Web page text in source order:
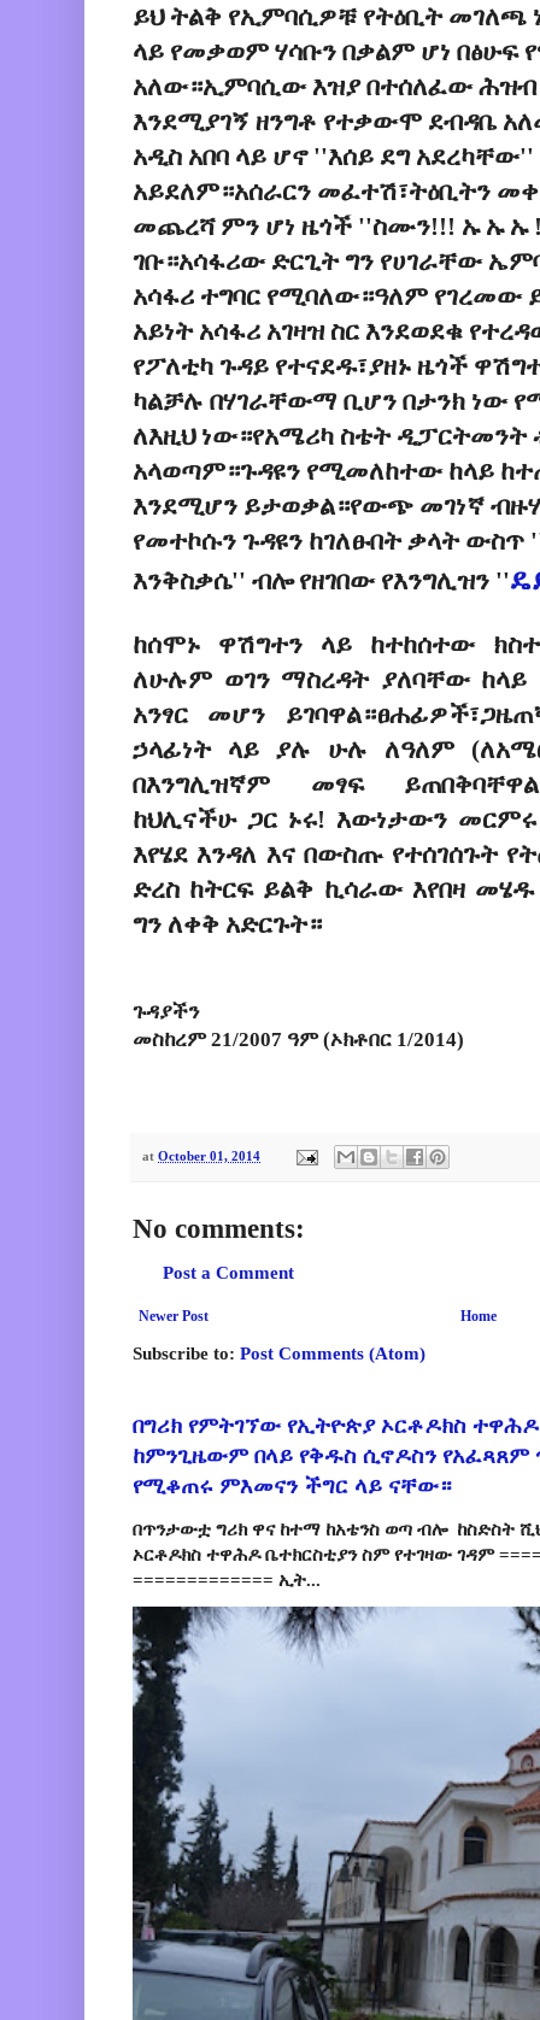
ይህ ትልቅ የኢምባሲዎቹ የትዕቢት መገለጫ
ላይ የመቃወም ሃሳቡን በቃልም ሆነ በፅሁፍ
አለው።ኢምባሲው እዝያ በተሰለፈው ሕዝብ
እንደሚያገኝ ዘንግቶ የተቃውሞ ደብዳቤ
አዲስ አበባ ላይ ሆኖ ''እሰይ ደግ
አይደለም።አሰራርን መፈተሽ፣ትዕቢትን
መጨረሻ ምን ሆነ ዜጎች ''ስሙን!!! ኡ ኡ ኡ
ገቡ።አሳፋሪው ድርጊት ግን የሀገራቸው
አሳፋሪ ተግባር የሚባለው።ዓለም
አይነት አሳፋሪ አገዛዝ ስር እንደወደቁ
የፖለቲካ ጉዳይ የተናደዱ፣ያዘኑ ዜጎች
ካልቻሉ በሃገራቸውማ ቢሆን በታንክ ነው
ለእዚህ ነው።የአሜሪካ ስቴት
አላወጣም።ጉዳዩን የሚመለከተው ከላይ
እንደሚሆን ይታወቃል።የውጭ መገነኛ
የመተኮሱን ጉዳዩን ከገለፁበት ቃላት ውስጥ
እንቅስቃሴ'' ብሎ የዘገበው የእንግሊዝን ''
ከሰሞኑ ዋሽግተን ላይ ከተከሰተው
ለሁሉም ወገን ማስረዳት ያለባቸው ከላይ
አንፃር መሆን
ኃላፊነት ላይ ያሉ ሁሉ ለዓለም
በእንግሊዝኛም መፃፍ
ከህሊናችሁ ጋር ኑሩ! እውነታውን
እየሄደ እንዳለ እና በውስጡ የተሰገሰጉት
ድረስ ከትርፍ ይልቅ ኪሳራው እየበዛ
ግን ለቀቅ አድርጉት።
ጉዳያችን
መስከረም 21/2007 ዓም (ኦክቶበር 1/2014)
at October 01, 2014
No comments:
Post a Comment
Newer Post Home
Subscribe to: Post Comments (Atom)
በግሪክ የምትገኘው የኢትዮጵያ ኦርቶዶክስ
ከምንጊዜውም በላይ የቅዱስ ሲኖዶስን የአፈጻጸም
የሚቆጠሩ ምእመናን ችግር ላይ ናቸው።
በጥንታውቷ ግሪክ ዋና ከተማ ከአቴንስ ወጣ ብሎ ከስድስት
ኦርቶዶክስ ተዋሕዶ ቤተክርስቲያን ስም የተገዛው ገዳም
============= ኢት...